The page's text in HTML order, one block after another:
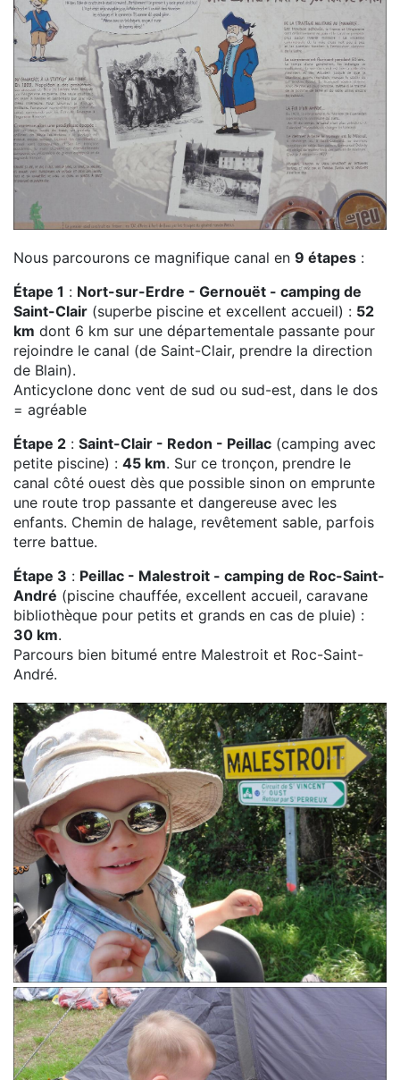
Nous parcourons ce magnifique canal en 9 étapes :
Étape 1 : Nort-sur-Erdre - Gernouët - camping de
Saint-Clair (superbe piscine et excellent accueil) : 52
km dont 6 km sur une départementale passante pour
rejoindre le canal (de Saint-Clair, prendre la direction
de Blain).
Anticyclone donc vent de sud ou sud-est, dans le dos
= agréable
Étape 2 : Saint-Clair - Redon - Peillac (camping avec
petite piscine) : 45 km. Sur ce tronçon, prendre le
canal côté ouest dès que possible sinon on emprunte
une route trop passante et dangereuse avec les
enfants. Chemin de halage, revêtement sable, parfois
terre battue.
Étape 3 : Peillac - Malestroit - camping de Roc-Saint-
André (piscine chauffée, excellent accueil, caravane
bibliothèque pour petits et grands en cas de pluie) :
30 km.
Parcours bien bitumé entre Malestroit et Roc-Saint-
André.